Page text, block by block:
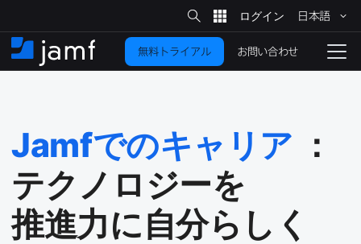
イ
ン
コ
に
移
動
サ
イ
ト
検
索
日本語
ホ
ー
ナ
無料トライアル お問い合わせ
Jamfでの​キャリア ：
テクノロジーを​
推進力に​自分らしく​